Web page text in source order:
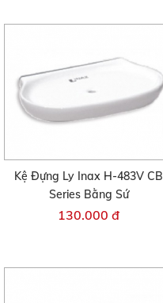
Kệ Đựng Ly Inax H-483V CB
Series Bằng Sứ
130.000 đ